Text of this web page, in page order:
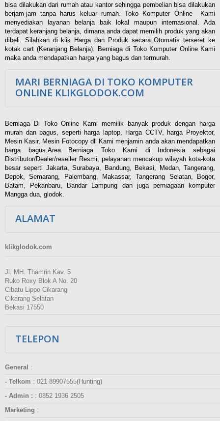
bisa dilakukan dari rumah atau kantor sehingga pembelian bisa dilakukan
berjam-jam tanpa harus keluar rumah. Toko Komputer Online Kami
menyediakan layanan belanja baik lokal maupun internasional. Ada
terdapat keranjang belanja, dimana anda dapat memilih produk yang akan
dibeli. Silahkan di klik Harga dan Produk secara Otomatis terseret ke
kotak cart (Keranjang Belanja). Berniaga di Toko Komputer Online Kami
maka anda mendapatkan harga yang bagus dan termurah.
MARI BERNIAGA DI TOKO KOMPUTER
ONLINE KLIKGLODOK.COM
Berniaga Di Toko Online Kami memilik banyak produk dengan harga
murah dan bagus, seperti harga laptop, Harga CCTV, harga Proyektor,
Mesin Kasir, Mesin Fotocopy dll Kami menjamin anda akan mendapatkan
harga bagus.Area Berniaga Toko Kami di Indonesia sebagai
Distributor/Dealer/reseller Resmi, pelayanan mencakup wilayah kota-kota
besar seperti Jakarta, Surabaya, Bandung, Bekasi, Medan, Tangerang,
Depok, Semarang, Palembang, Makassar, Tangerang Selatan, Bogor,
Batam, Pekanbaru, Bandar Lampung dan juga perniagaan komputer
Mangga dua, glodok.
ALAMAT
klikglodok.com
Jl. MH. Thamrin Kav. 5
Ruko Roxy Blok A No. 20
Cibatu Lippo Cikarang
Cikarang Selatan
Bekasi 17550
TELEPON
General :
- Telkom : 021-89907555(Hunting)
- Admin : : 0852 1936 2505
Marketing :